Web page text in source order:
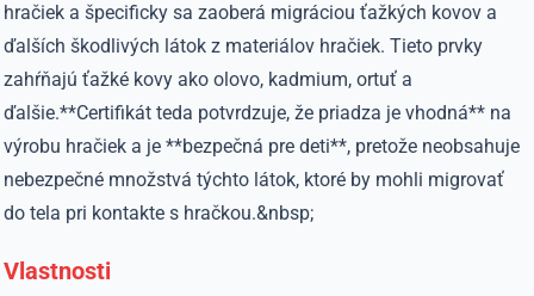
hračiek a špecificky sa zaoberá migráciou ťažkých kovov a
ďalších škodlivých látok z materiálov hračiek. Tieto prvky
zahŕňajú ťažké kovy ako olovo, kadmium, ortuť a
ďalšie.**Certifikát teda potvrdzuje, že priadza je vhodná** na
výrobu hračiek a je **bezpečná pre deti**, pretože neobsahuje
nebezpečné množstvá týchto látok, ktoré by mohli migrovať
do tela pri kontakte s hračkou.&nbsp;
Vlastnosti